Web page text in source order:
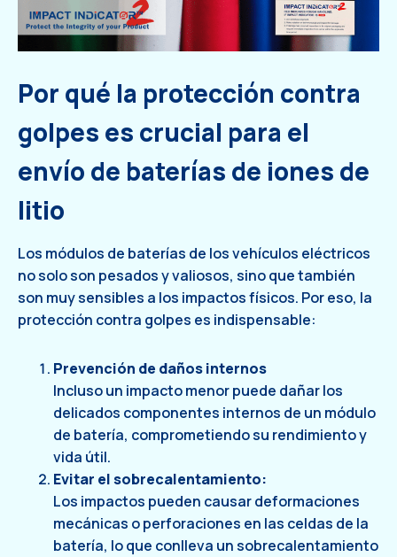
Por qué la protección contra
golpes es crucial para el
envío de baterías de iones de
litio
Los módulos de baterías de los vehículos eléctricos
no solo son pesados ​​y valiosos, sino que también
son muy sensibles a los impactos físicos. Por eso, la
protección contra golpes es indispensable:
Prevención de daños internos
Incluso un impacto menor puede dañar los
delicados componentes internos de un módulo
de batería, comprometiendo su rendimiento y
vida útil.
Evitar el sobrecalentamiento:
Los impactos pueden causar deformaciones
mecánicas o perforaciones en las celdas de la
batería, lo que conlleva un sobrecalentamiento